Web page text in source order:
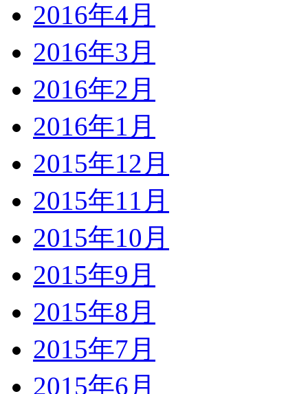
2016年4月
2016年3月
2016年2月
2016年1月
2015年12月
2015年11月
2015年10月
2015年9月
2015年8月
2015年7月
2015年6月